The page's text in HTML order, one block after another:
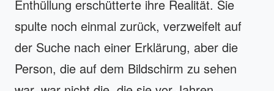
Enthüllung erschütterte ihre Realität. Sie
spulte noch einmal zurück, verzweifelt auf
der Suche nach einer Erklärung, aber die
Person, die auf dem Bildschirm zu sehen